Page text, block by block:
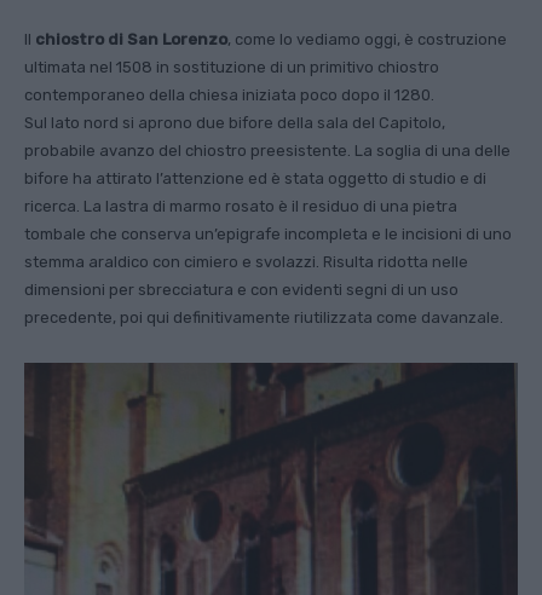
Il chiostro di San Lorenzo, come lo vediamo oggi, è costruzione
ultimata nel 1508 in sostituzione di un primitivo chiostro
contemporaneo della chiesa iniziata poco dopo il 1280.
Sul lato nord si aprono due bifore della sala del Capitolo,
probabile avanzo del chiostro preesistente. La soglia di una delle
bifore ha attirato l’attenzione ed è stata oggetto di studio e di
ricerca. La lastra di marmo rosato è il residuo di una pietra
tombale che conserva un’epigrafe incompleta e le incisioni di uno
stemma araldico con cimiero e svolazzi. Risulta ridotta nelle
dimensioni per sbrecciatura e con evidenti segni di un uso
precedente, poi qui definitivamente riutilizzata come davanzale.